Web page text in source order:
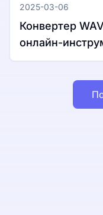
2025-03-06
Конвертер
онлайн-